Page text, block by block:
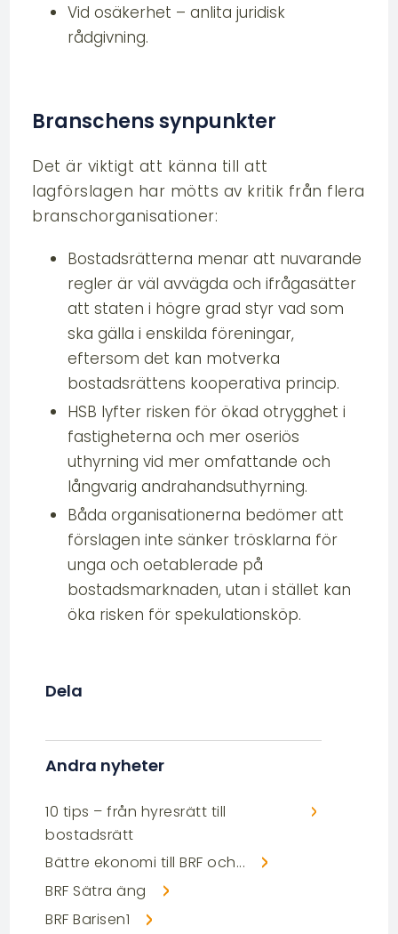
Vid osäkerhet – anlita juridisk
rådgivning.
Branschens synpunkter
Det är viktigt att känna till att
lagförslagen har mötts av kritik från flera
branschorganisationer:
Bostadsrätterna menar att nuvarande
regler är väl avvägda och ifrågasätter
att staten i högre grad styr vad som
ska gälla i enskilda föreningar,
eftersom det kan motverka
bostadsrättens kooperativa princip.
HSB lyfter risken för ökad otrygghet i
fastigheterna och mer oseriös
uthyrning vid mer omfattande och
långvarig andrahandsuthyrning.
Båda organisationerna bedömer att
förslagen inte sänker trösklarna för
unga och oetablerade på
bostadsmarknaden, utan i stället kan
öka risken för spekulationsköp.
Dela
Andra nyheter
10 tips – från hyresrätt till
bostadsrätt
Bättre ekonomi till BRF och...
BRF Sätra äng
BRF Barisen1